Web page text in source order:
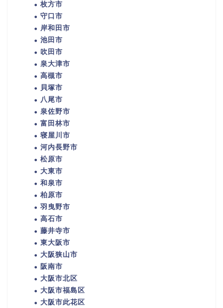
枚方市
守口市
岸和田市
池田市
吹田市
泉大津市
高槻市
貝塚市
八尾市
泉佐野市
富田林市
寝屋川市
河内長野市
松原市
大東市
和泉市
柏原市
羽曳野市
高石市
藤井寺市
東大阪市
大阪狭山市
阪南市
大阪市北区
大阪市福島区
大阪市此花区